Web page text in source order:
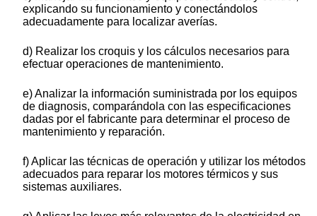
explicando su funcionamiento y conectándolos
adecuadamente para localizar averías.
d) Realizar los croquis y los cálculos necesarios para
efectuar operaciones de mantenimiento.
e) Analizar la información suministrada por los equipos
de diagnosis, comparándola con las especificaciones
dadas por el fabricante para determinar el proceso de
mantenimiento y reparación.
f) Aplicar las técnicas de operación y utilizar los métodos
adecuados para reparar los motores térmicos y sus
sistemas auxiliares.